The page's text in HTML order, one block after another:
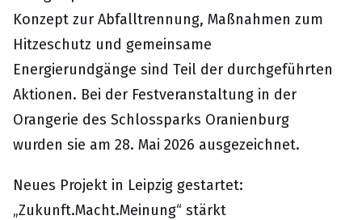
Konzept zur Abfalltrennung, Maßnahmen zum
Hitzeschutz und gemeinsame
Energierundgänge sind Teil der durchgeführten
Aktionen. Bei der Festveranstaltung in der
Orangerie des Schlossparks Oranienburg
wurden sie am 28. Mai 2026 ausgezeichnet.
Neues Projekt in Leipzig gestartet:
„Zukunft.Macht.Meinung“ stärkt